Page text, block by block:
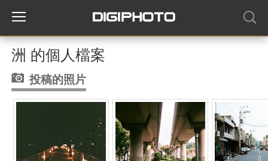
洲 的個人檔案
投稿的照片